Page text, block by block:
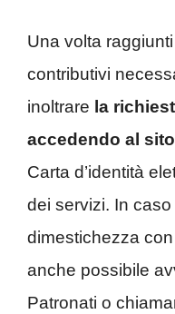
Una volta
contributivi
inoltrare la
accedendo al
Carta d’identità
dei servizi. In
dimestichezza con
anche possibile
Patronati o